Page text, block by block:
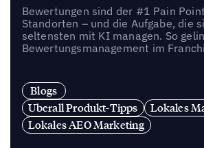
Bewertungen sind der #1 Pain
Standorten – und die Aufgabe, die
seltensten mit KI managen. So
Bewertungsmanagement im
Blogs
Uberall Produkt-Tipps
Lokales
Lokales AEO Marketing